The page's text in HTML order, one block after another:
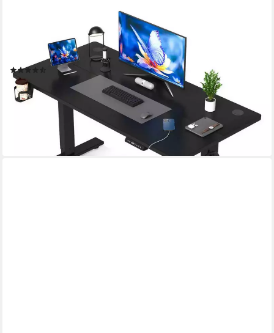
Schreibtisch Höhenverstellbarer schreibtisch mit Memory- und
Rebound-Funktion (Sitz-Steh-Erinnerung), inkl. Kabelwanne &
USB/Typ-C-Anschlüssen, Tischplatte 18 mm
(194)
ab 109,99 € 399,99 €
nur bis Dienstag
lieferbar - in 5-6 Werktagen bei dir